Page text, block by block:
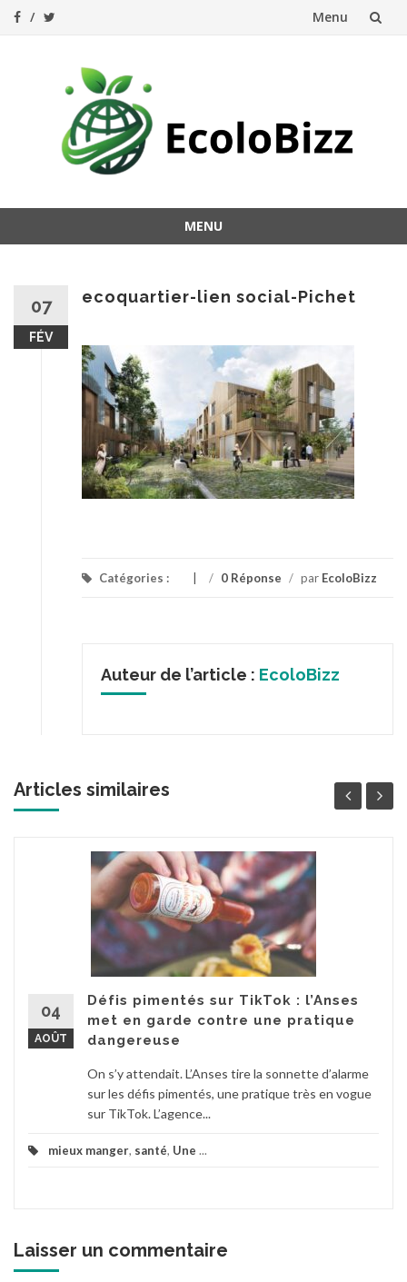
Menu
MENU
07
FÉV
ecoquartier-lien social-Pichet
Catégories : / 0 Réponse / par EcoloBizz
Auteur de l’article : EcoloBizz
Articles similaires
04
AOÛT
Défis pimentés sur TikTok : l’Anses
met en garde contre une pratique
dangereuse
On s’y attendait. L’Anses tire la sonnette d’alarme
sur les défis pimentés, une pratique très en vogue
sur TikTok. L’agence...
mieux manger, santé, Une ...
Laisser un commentaire